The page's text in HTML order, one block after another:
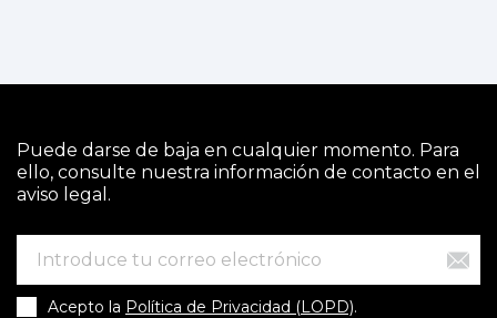
Puede darse de baja en cualquier momento. Para
ello, consulte nuestra información de contacto en el
aviso legal.
Acepto la Política de Privacidad (LOPD).